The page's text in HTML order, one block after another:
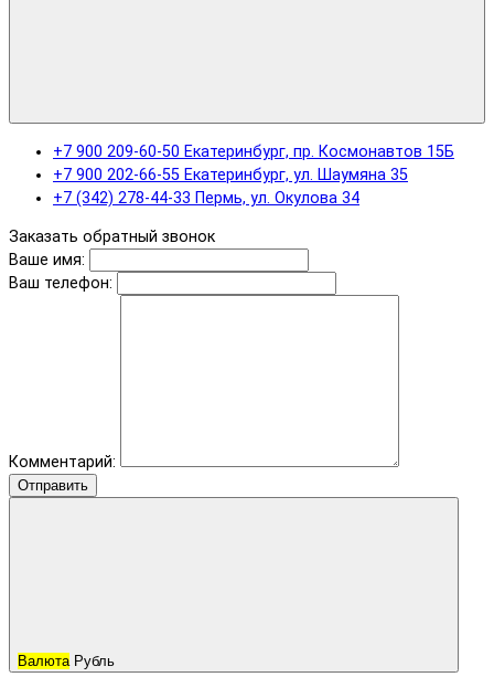
+7 900 209-60-50 Екатеринбург, пр. Космонавтов 15Б
+7 900 202-66-55 Екатеринбург, ул. Шаумяна 35
+7 (342) 278-44-33 Пермь, ул. Окулова 34
Заказать обратный звонок
Ваше имя:
Ваш телефон:
Комментарий:
Отправить
Валюта Рубль